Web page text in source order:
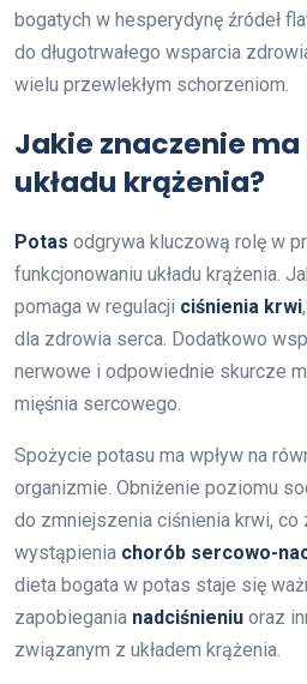
bogatych w hesperydynę źródeł
do długotrwałego wsparcia
wielu przewlekłym schorzeniom.
Jakie znaczenie
układu krążenia?
Potas odgrywa kluczową rolę w
funkcjonowaniu układu krążenia.
pomaga w regulacji ciśnienia krwi
dla zdrowia serca. Dodatkowo
nerwowe i odpowiednie skurcze
mięśnia sercowego.
Spożycie potasu ma wpływ na
organizmie. Obniżenie poziomu
do zmniejszenia ciśnienia krwi, co
wystąpienia chorób sercowo-
dieta bogata w potas staje się
zapobiegania nadciśnieniu oraz
związanym z układem krążenia.